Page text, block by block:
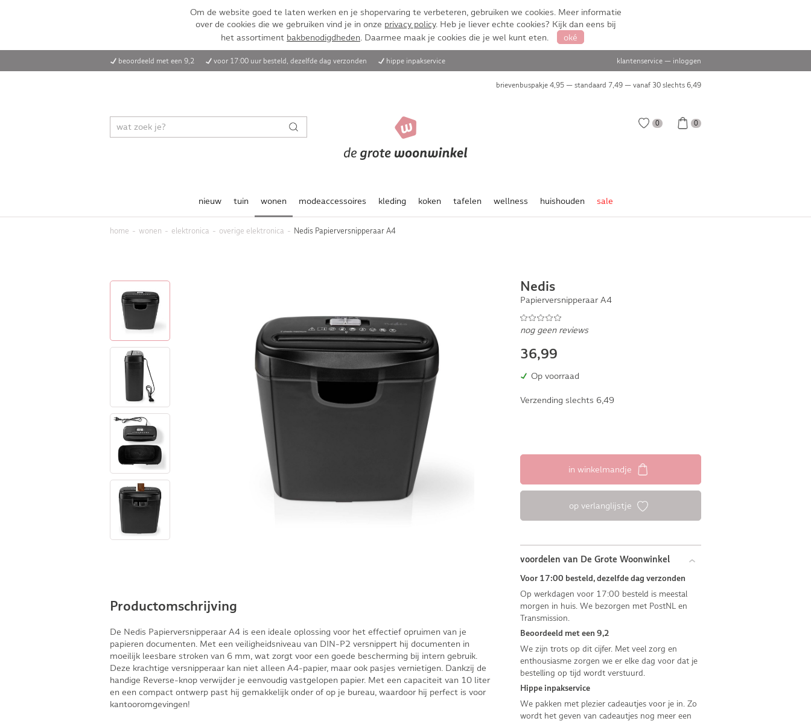
Om de website goed te laten werken en je shopervaring te verbeteren, gebruiken we cookies. Meer informatie
over de cookies die we gebruiken vind je in onze privacy policy. Heb je liever echte cookies? Kijk dan eens bij
het assortiment bakbenodigdheden. Daarmee maak je cookies die je wel kunt eten. oké
beoordeeld met een 9,2 voor 17:00 uur besteld, dezelfde dag verzonden hippe inpakservice klantenservice — inloggen
brievenbuspakje 4,95 — standaard 7,49 — vanaf 30 slechts 6,49
0 0
nieuw tuin wonen modeaccessoires kleding koken tafelen wellness huishouden sale
home wonen elektronica overige elektronica Nedis Papierversnipperaar A4
Productomschrijving
De Nedis Papierversnipperaar A4 is een ideale oplossing voor het effectief opruimen van je
papieren documenten. Met een veiligheidsniveau van DIN-P2 versnippert hij documenten in
moeilijk leesbare stroken van 6 mm, wat zorgt voor een goede bescherming bij intern gebruik.
Deze krachtige versnipperaar kan niet alleen A4-papier, maar ook pasjes vernietigen. Dankzij de
handige Reverse-knop verwijder je eenvoudig vastgelopen papier. Met een capaciteit van 10 liter
en een compact ontwerp past hij gemakkelijk onder of op je bureau, waardoor hij perfect is voor
kantooromgevingen!
Nedis
Papierversnipperaar A4
nog geen reviews
36,99
Op voorraad
Verzending slechts 6,49
in winkelmandje
op verlanglijstje
voordelen van De Grote Woonwinkel
Voor 17:00 besteld, dezelfde dag verzonden
Op werkdagen voor 17:00 besteld is meestal
morgen in huis. We bezorgen met PostNL en
Transmission.
Beoordeeld met een 9,2
We zijn trots op dit cijfer. Met veel zorg en
enthousiasme zorgen we er elke dag voor dat je
bestelling op tijd wordt verstuurd.
Hippe inpakservice
We pakken met plezier cadeautjes voor je in. Zo
wordt het geven van cadeautjes nog meer een